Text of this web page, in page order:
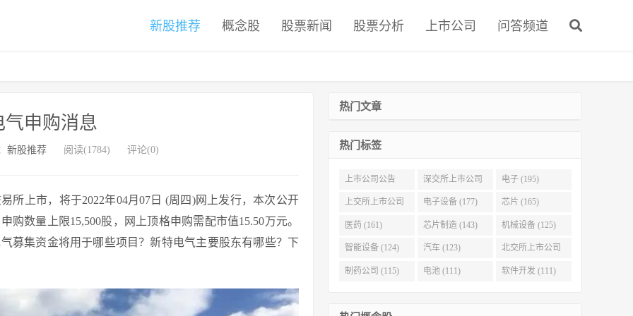
新股推荐 概念股 股票新闻 股票分析 上市公司 问答频道
气申购消息
新股推荐 阅读(1784) 评论(0)
所上市，将于2022年04月07日 (周四)网上发行，本次公开
购数量上限15,500股，网上顶格申购需配市值15.50万元。
募集资金将用于哪些项目？新特电气主要股东有哪些？下
热门文章
热门标签
上市公司公告
(321)
深交所上市公司
(215)
电子 (195)
上交所上市公司
(186)
电子设备 (177) 芯片 (165)
医药 (161) 芯片制造 (143) 机械设备 (125)
智能设备 (124) 汽车 (123) 北交所上市公司
(116)
制药公司 (115) 电池 (111) 软件开发 (111)